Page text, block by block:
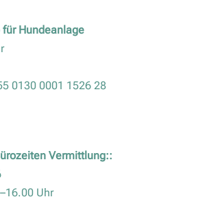
Hundeanlage
0130 0001 1526 28
Vermittlung::
Uhr